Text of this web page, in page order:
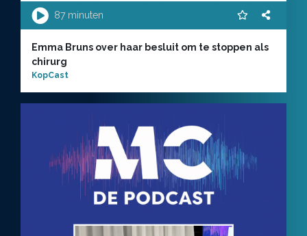
87 minuten
Emma Bruns over haar besluit om te stoppen als
chirurg
KopCast